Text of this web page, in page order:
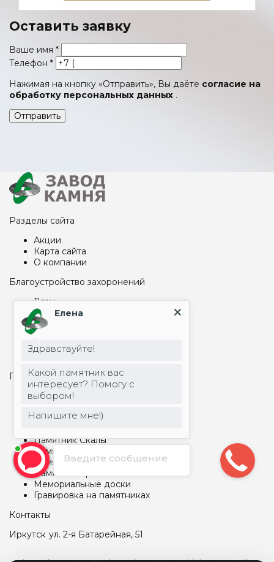
Оставить заявку
Ваше имя *
Телефон *
Нажимая на кнопку «Отправить», Вы даёте согласие на
обработку персональных данных .
Отправить
Разделы сайта
Акции
Карта сайта
О компании
Благоустройство захоронений
Вазы
Надгробные плиты на могилу
Столбы, шары
Цоколь на могилу
Столы и лавки из металла
Столы и лавки из гранита
Памятники и гравировка
Арки и капеллы
Памятник детский
Памятник Скалы
Памятник семейный
Памятник фигурный
Памятник Крест
Мемориальные доски
Гравировка на памятниках
Контакты
Иркутск ул. 2-я Батарейная, 51
Введите сообщение
Елена
Здравствуйте!
Какой памятник вас
интересует? Помогу с
выбором!
Напишите мне!)